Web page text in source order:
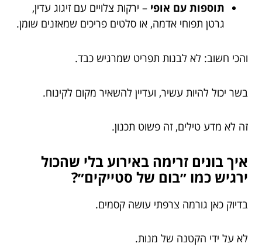
תוספות עם אופי – ירקות צלויים עם זיגוג עדין,
גרטן תפוחי אדמה, או סלטים פריכים שמאזנים שומן.
והכי חשוב: לא לבנות תפריט שמרגיש כבד.
בשר יכול להיות עשיר, ועדיין להשאיר מקום לקינוח.
זה לא מדע טילים, זה פשוט תכנון.
איך בונים זרימה באירוע בלי שהכול
ירגיש כמו ״בום של סטייקים״?
בדיוק כאן גורמה צרפתי עושה קסמים.
לא על ידי הקטנה של מנות.